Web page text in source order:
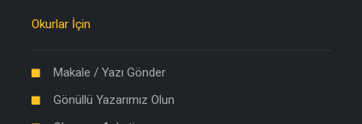
Okurlar İçin
Makale / Yazı Gönder
Gönüllü Yazarımız Olun